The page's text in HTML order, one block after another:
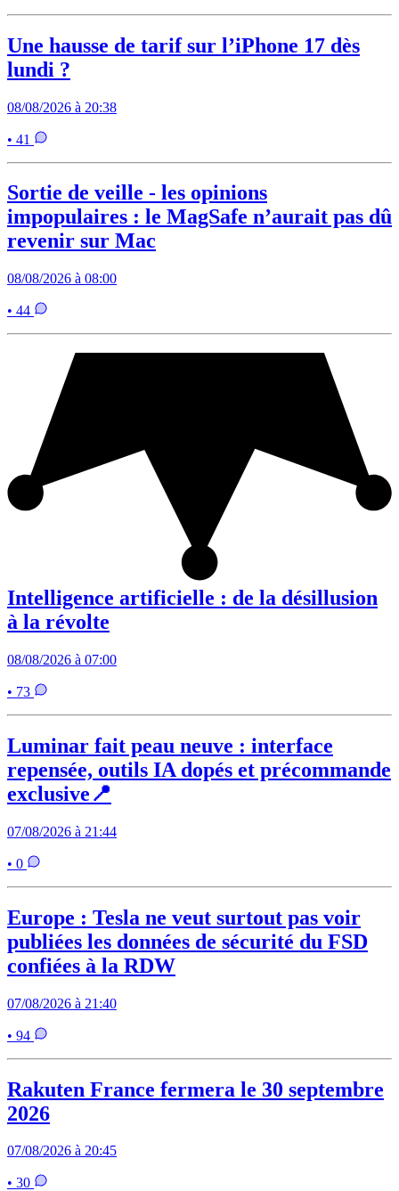
Une hausse de tarif sur l’iPhone 17 dès
lundi ?
08/08/2026 à 20:38
• 41
Sortie de veille - les opinions
impopulaires : le MagSafe n’aurait pas dû
revenir sur Mac
08/08/2026 à 08:00
• 44
Intelligence artificielle : de la désillusion
à la révolte
08/08/2026 à 07:00
• 73
Luminar fait peau neuve : interface
repensée, outils IA dopés et précommande
exclusive📍
07/08/2026 à 21:44
• 0
Europe : Tesla ne veut surtout pas voir
publiées les données de sécurité du FSD
confiées à la RDW
07/08/2026 à 21:40
• 94
Rakuten France fermera le 30 septembre
2026
07/08/2026 à 20:45
• 30